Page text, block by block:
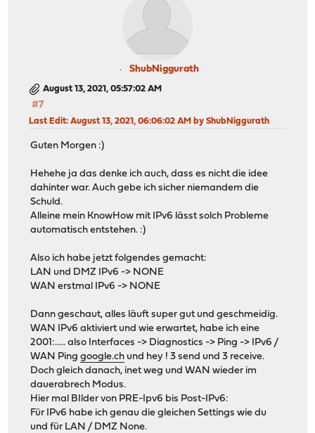
ShubNiggurath
August 13, 2021, 05:57:02 AM
#7
Last Edit: August 13, 2021, 06:06:02 AM by ShubNiggurath
Guten Morgen :)
Hehehe ja das denke ich auch, dass es nicht die idee
dahinter war. Auch gebe ich sicher niemandem die
Schuld.
Alleine mein KnowHow mit IPv6 lässt solch Probleme
automatisch entstehen. :)
Also ich habe jetzt folgendes gemacht:
LAN und DMZ IPv6 -> NONE
WAN erstmal IPv6 -> NONE
Dann geschaut, alles läuft super gut und geschmeidig.
WAN IPv6 aktiviert und wie erwartet, habe ich eine
2001:..... also Interfaces -> Diagnostics -> Ping -> IPv6 /
WAN Pinggoogle.ch und hey ! 3 send und 3 receive.
Doch gleich danach, inet weg und WAN wieder im
dauerabrech Modus.
Hier mal BIlder von PRE-Ipv6 bis Post-IPv6:
Für IPv6 habe ich genau die gleichen Settings wie du
und für LAN / DMZ None.